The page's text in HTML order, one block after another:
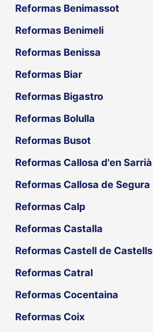
Reformas Benimassot
Reformas Benimeli
Reformas Benissa
Reformas Biar
Reformas Bigastro
Reformas Bolulla
Reformas Busot
Reformas Callosa d'en Sarrià
Reformas Callosa de Segura
Reformas Calp
Reformas Castalla
Reformas Castell de Castells
Reformas Catral
Reformas Cocentaina
Reformas Coix